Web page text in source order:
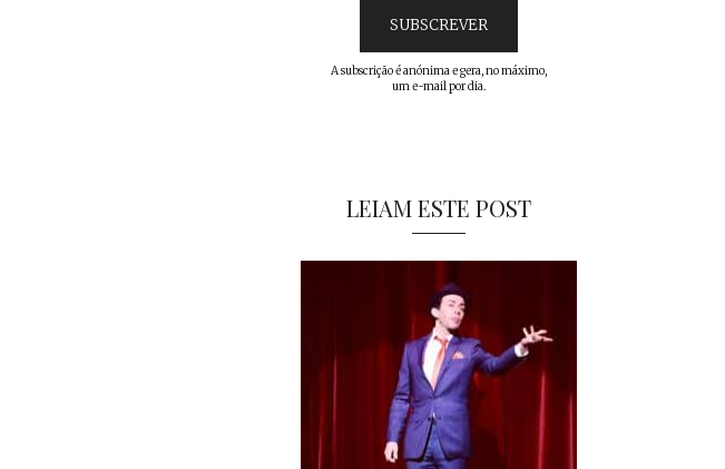
A subscrição é anónima e gera, no máximo,
um e-mail por dia.
LEIAM ESTE POST